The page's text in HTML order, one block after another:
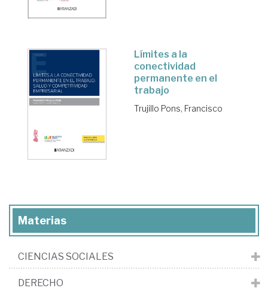
Límites a la
conectividad
permanente en el
trabajo
Trujillo Pons, Francisco
Materias
CIENCIAS SOCIALES
DERECHO